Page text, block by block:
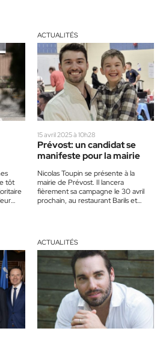
tôt
ACTUALITÉS
15 avril 2025 à 10h28
Prévost: un candidat se
manifeste pour la mairie
Nicolas Toupin se présente à la
mairie de Prévost. Il lancera
fièrement sa campagne le 30 avril
prochain, au restaurant Barils et
ACTUALITÉS